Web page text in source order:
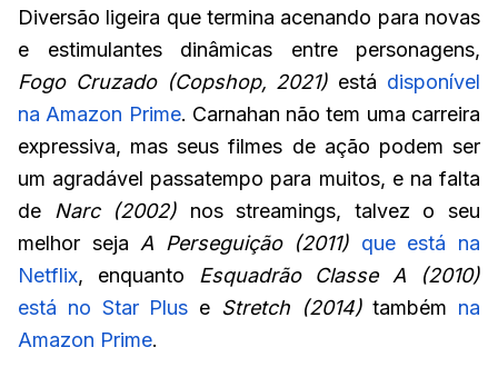
Diversão ligeira que termina acenando para novas
e estimulantes dinâmicas entre personagens,
Fogo Cruzado (Copshop, 2021) está disponível
na Amazon Prime. Carnahan não tem uma carreira
expressiva, mas seus filmes de ação podem ser
um agradável passatempo para muitos, e na falta
de
Narc (2002) nos streamings, talvez o seu
melhor seja A Perseguição (2011) que está na
Netflix, enquanto
Esquadrão Classe A (2010)
está no Star Plus e Stretch (2014)também na
Amazon Prime.